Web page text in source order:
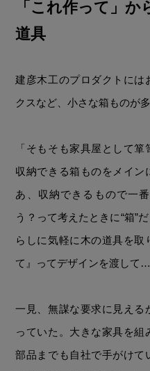
「これ作って」
道具
建彦木工のプロダクトには
クスなど、小さな箱ものが多
「そもそも家具屋として
収納できる箱ものをメイン
あ、収納できるもので一
う？って考えたときに“箱”
らしに気軽に木の道具を取
て』ってデザインを渡して
一見、無謀な要求に見える
っていた。大きな家具を
部品までも自社で手がけて